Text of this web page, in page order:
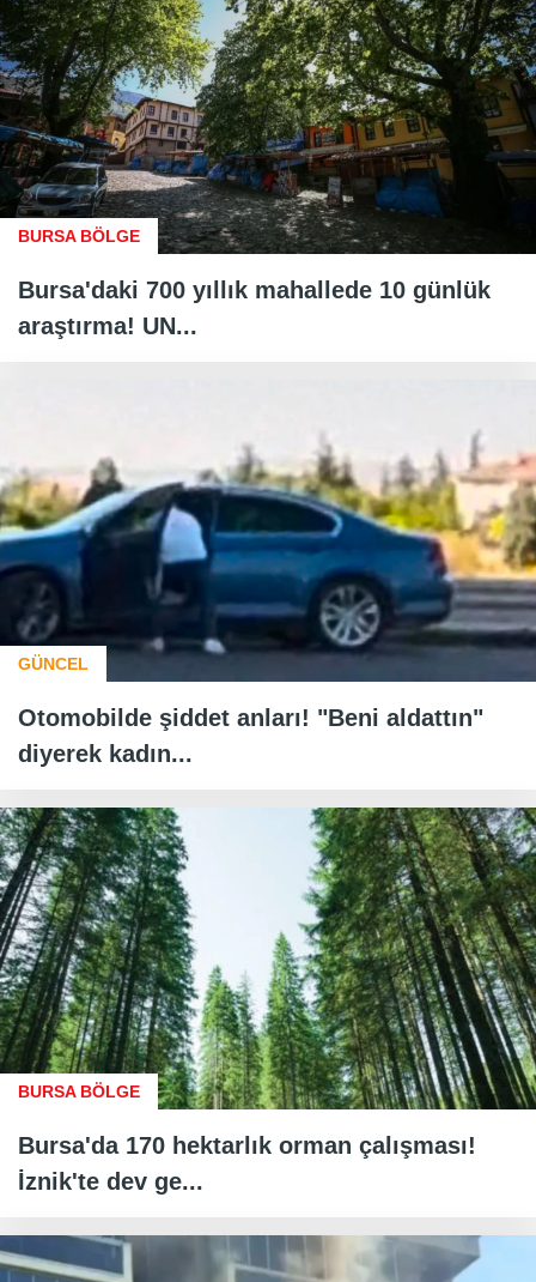
BURSA BÖLGE
Bursa'daki 700 yıllık mahallede 10 günlük
araştırma! UN...
GÜNCEL
Otomobilde şiddet anları! "Beni aldattın"
diyerek kadın...
BURSA BÖLGE
Bursa'da 170 hektarlık orman çalışması!
İznik'te dev ge...